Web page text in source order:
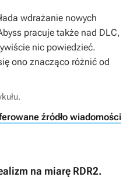
wdrażanie nowych
pracuje także nad DLC,
nic powiedzieć.
ono znacząco różnić od
źródło wiadomości
na miarę RDR2.